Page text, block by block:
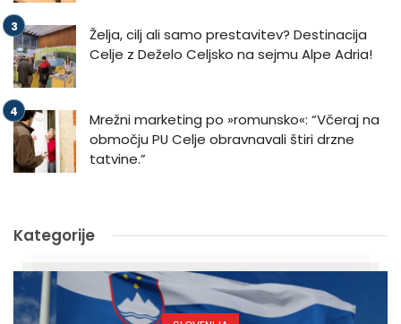
Želja, cilj ali samo prestavitev? Destinacija
Celje z Deželo Celjsko na sejmu Alpe Adria!
Mrežni marketing po »romunsko«: “Včeraj na
območju PU Celje obravnavali štiri drzne
tatvine.”
Kategorije